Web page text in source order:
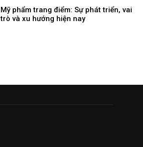
Mỹ phẩm trang điểm: Sự phát triển, vai
trò và xu hướng hiện nay